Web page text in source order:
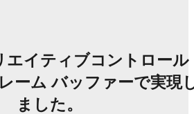
エイティブコントロール
ーム バッファーで実現
ました。